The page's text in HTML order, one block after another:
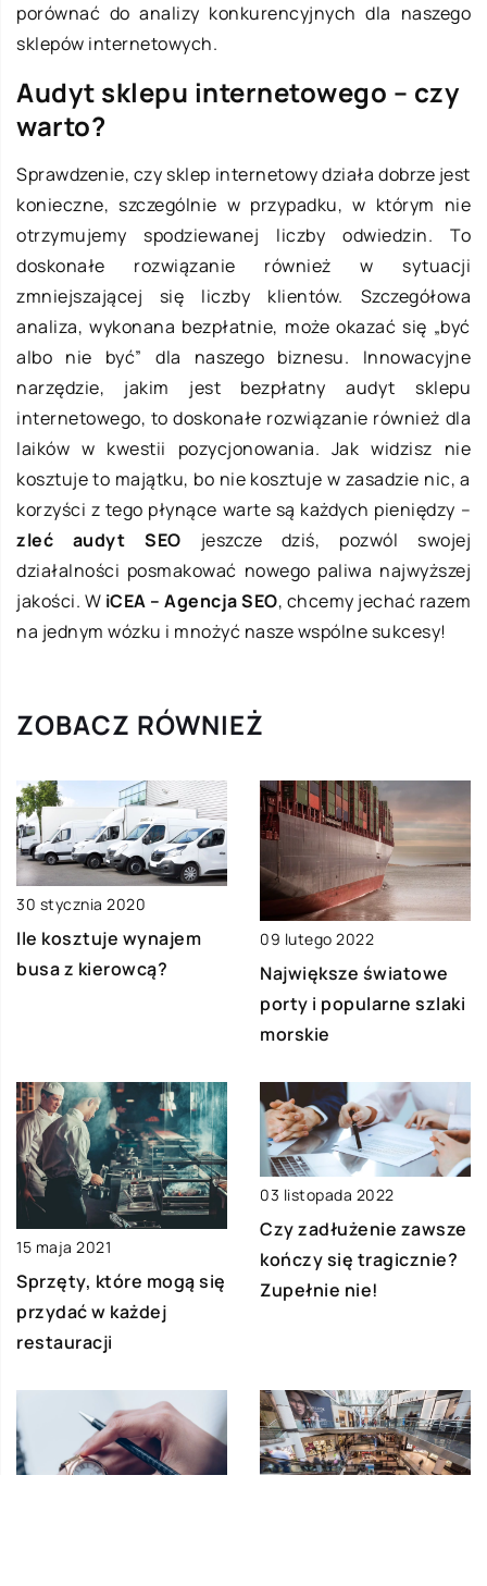
porównać do analizy konkurencyjnych dla naszego
sklepów internetowych.
Audyt sklepu internetowego – czy
warto?
Sprawdzenie, czy sklep internetowy działa dobrze jest
konieczne, szczególnie w przypadku, w którym nie
otrzymujemy spodziewanej liczby odwiedzin. To
doskonałe rozwiązanie również w sytuacji
zmniejszającej się liczby klientów. Szczegółowa
analiza, wykonana bezpłatnie, może okazać się „być
albo nie być” dla naszego biznesu. Innowacyjne
narzędzie, jakim jest bezpłatny audyt sklepu
internetowego, to doskonałe rozwiązanie również dla
laików w kwestii pozycjonowania. Jak widzisz nie
kosztuje to majątku, bo nie kosztuje w zasadzie nic, a
korzyści z tego płynące warte są każdych pieniędzy –
zleć audyt SEO jeszcze dziś, pozwól swojej
działalności posmakować nowego paliwa najwyższej
jakości. W iCEA – Agencja SEO, chcemy jechać razem
na jednym wózku i mnożyć nasze wspólne sukcesy!
ZOBACZ RÓWNIEŻ
30 stycznia 2020
Ile kosztuje wynajem
busa z kierowcą?
09 lutego 2022
Największe światowe
porty i popularne szlaki
morskie
15 maja 2021
Sprzęty, które mogą się
przydać w każdej
restauracji
03 listopada 2022
Czy zadłużenie zawsze
kończy się tragicznie?
Zupełnie nie!